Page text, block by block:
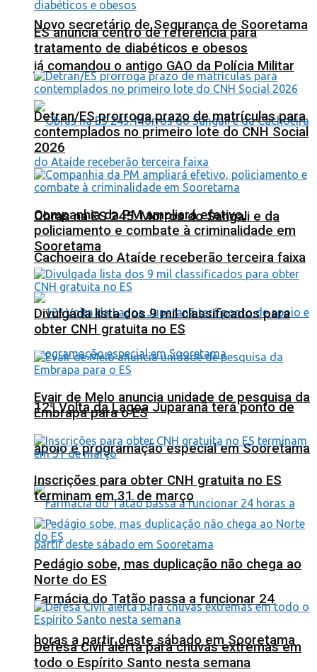
Novo secretário de Segurança de Sooretama
já comandou o antigo GAO da Polícia Militar
Obras na ES 245: Morros do Sangali e da
Cachoeira do Ataíde receberão terceira faixa
12ª Volta da Lagoa Juparanã terá ponto de
apoio e programação especial em Sooretama
Farmácia do Tatão passa a funcionar 24
horas a partir deste sábado em Sooretama
ES anuncia centro de referência para
tratamento de diabéticos e obesos
Detran/ES prorroga prazo de matrículas para
contemplados no primeiro lote do CNH Social
2026
Companhia da PM ampliará efetivo,
policiamento e combate à criminalidade em
Sooretama
Divulgada lista dos 9 mil classificados para
obter CNH gratuita no ES
Evair de Melo anuncia unidade de pesquisa da
Embrapa para o ES
Inscrições para obter CNH gratuita no ES
terminam em 31 de março
Pedágio sobe, mas duplicação não chega ao
Norte do ES
Defesa Civil alerta para chuvas extremas em
todo o Espírito Santo nesta semana